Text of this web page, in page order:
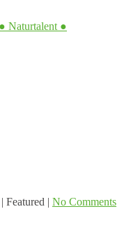
| Featured | No Comments